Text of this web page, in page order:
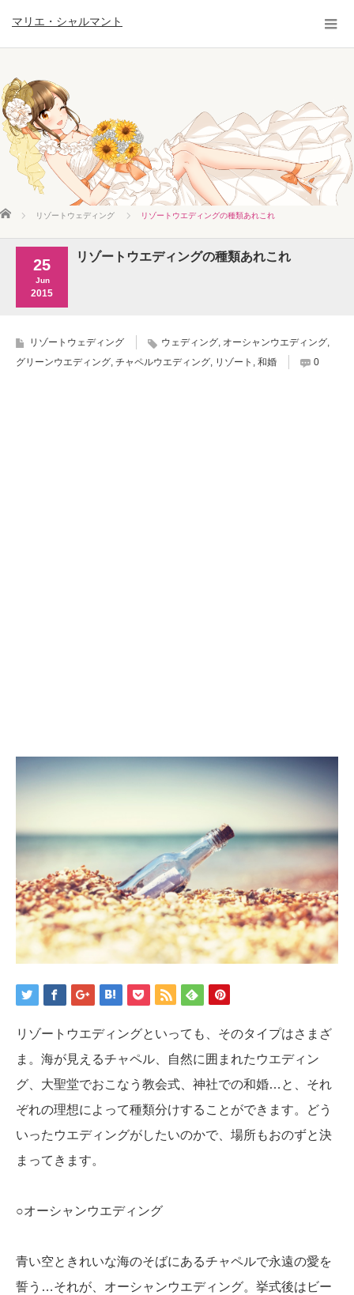
マリエ・シャルマント
ホーム リゾートウェディング リゾートウエディングの種類あれこれ
25
Jun
2015
リゾートウエディングの種類あれこれ
リゾートウェディング ウェディング, オーシャンウエディング,
グリーンウエディング, チャペルウエディング, リゾート , 和婚 0
リゾートウエディングといっても、そのタイプはさまざ
ま。海が見えるチャペル、自然に囲まれたウエディン
グ、大聖堂でおこなう教会式、神社での和婚…と、それ
ぞれの理想によって種類分けすることができます。どう
いったウエディングがしたいのかで、場所もおのずと決
まってきます。
○オーシャンウエディング
青い空ときれいな海のそばにあるチャペルで永遠の愛を
誓う…それが、オーシャンウエディング。挙式後はビー